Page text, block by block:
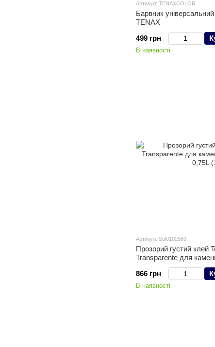
Артикул: TENAХCOLOR
Барвник
TENAX
499 грн
В наявності
Артикул: Sol0102589
Прозорий густий клей
Transparente для
0,75L (1,35 кг)
866 грн
В наявності